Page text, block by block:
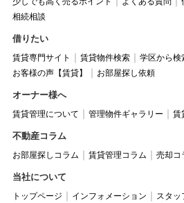
相続相談
借りたい
賃貸専門サイト 賃貸物件検索 学区から検
お客様の声【賃貸】
お部屋探し依頼
オーナー様へ
賃貸管理について 管理物件ギャラリー 賃
不動産コラム
お部屋探しコラム 賃貸管理コラム 売却コ
当社について
トップページ インフォメーション スタッ